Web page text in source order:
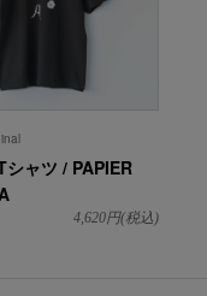
ャツ / PAPIER
4,620円(税込)